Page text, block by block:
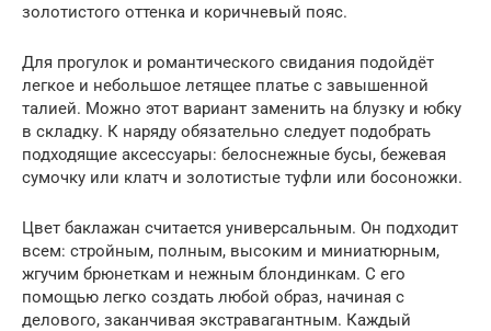
золотистого оттенка и коричневый пояс.
Для прогулок и романтического свидания подойдёт
легкое и небольшое летящее платье с завышенной
талией. Можно этот вариант заменить на блузку и юбку
в складку. К наряду обязательно следует подобрать
подходящие аксессуары: белоснежные бусы, бежевая
сумочку или клатч и золотистые туфли или босоножки.
Цвет баклажан считается универсальным. Он подходит
всем: стройным, полным, высоким и миниатюрным,
жгучим брюнеткам и нежным блондинкам. С его
помощью легко создать любой образ, начиная с
делового, заканчивая экстравагантным. Каждый